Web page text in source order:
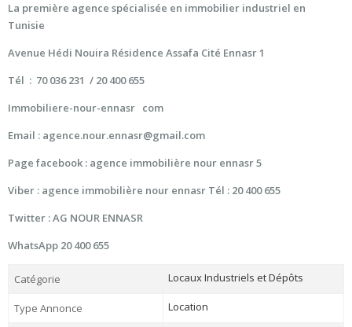
La première agence spécialisée en immobilier industriel en
Tunisie
Avenue Hédi Nouira Résidence Assafa Cité Ennasr 1
Tél : 70 036 231 / 20 400 655
Immobiliere-nour-ennasr com
Email : agence.nour.ennasr@gmail.com
Page facebook : agence immobilière nour ennasr 5
Viber : agence immobilière nour ennasr Tél : 20 400 655
Twitter : AG NOUR ENNASR
WhatsApp 20 400 655
Catégorie Locaux Industriels et Dépôts
Type Annonce Location